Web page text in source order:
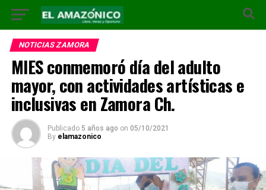
NOTICIAS ZAMORA
MIES conmemoró día del adulto
mayor, con actividades artísticas e
inclusivas en Zamora Ch.
Publicado 5 años ago on 05/10/2021
By elamazonico